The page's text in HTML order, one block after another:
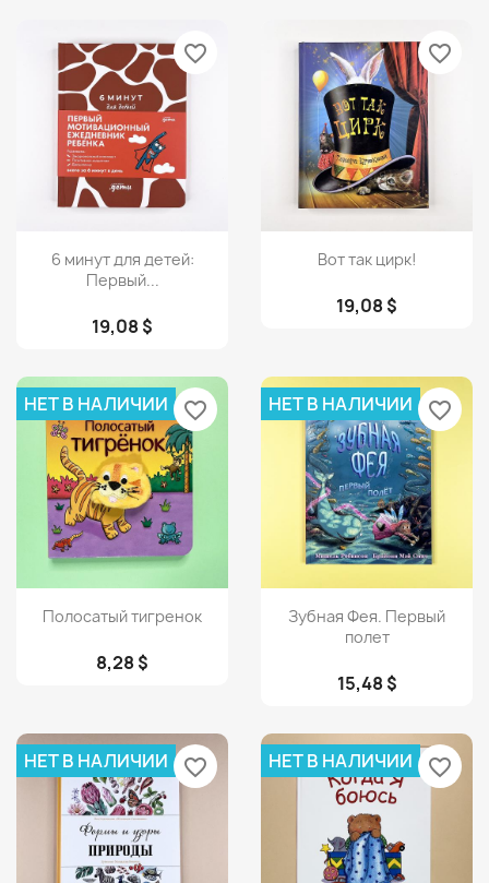
Просмотр
6 минут для детей:
Первый...
19,08 $
favorite_border
Просмотр
Вот так цирк!
19,08 $
favorite_border
Просмотр
Полосатый тигренок
8,28 $
НЕТ В НАЛИЧИИ favorite_border
Просмотр
Зубная Фея. Первый
полет
15,48 $
НЕТ В НАЛИЧИИ favorite_border
НЕТ В НАЛИЧИИ favorite_border НЕТ В НАЛИЧИИ favorite_border